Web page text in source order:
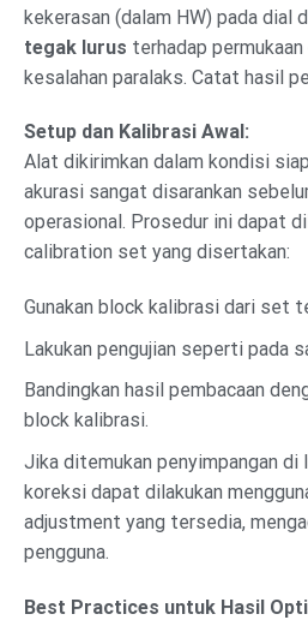
kekerasan (dalam HW) pada dial
tegak lurus terhadap
kesalahan paralaks. Catat hasil
Setup dan Kalibrasi Awal:
Alat dikirimkan dalam kondisi
akurasi sangat disarankan
operasional. Prosedur ini dapat
calibration set yang disertakan:
Gunakan block kalibrasi dari set
Lakukan pengujian seperti pada
Bandingkan hasil pembacaan
block kalibrasi.
Jika ditemukan penyimpangan di
koreksi dapat dilakukan
adjustment yang tersedia,
pengguna.
Best Practices untuk Hasil